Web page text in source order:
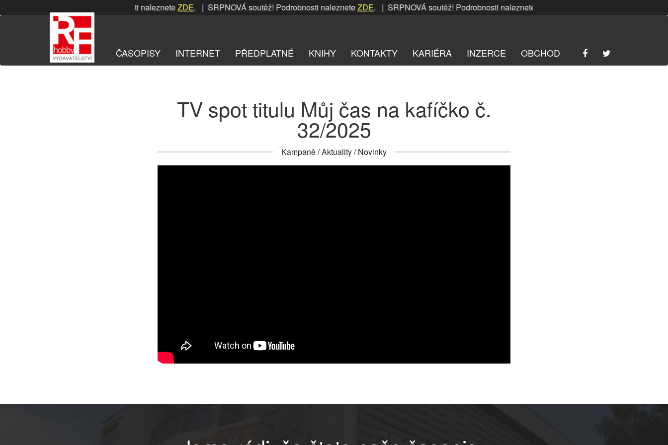
na
SRPNOVÁ soutěž! Podrobnosti nalezneteZDE. | SRPNOVÁ soutěž! Podrobnosti nalezneteZDE. | SRPNOVÁ soutěž! Podrobnosti nalezneteZDE
ČASOPISY INTERNET PŘEDPLATNÉ KNIHY KONTAKTY KARIÉRA INZERCE OBCHOD
TV spot titulu Můj čas na kafíčko č.
32/2025
Kampaně/Aktuality/Novinky